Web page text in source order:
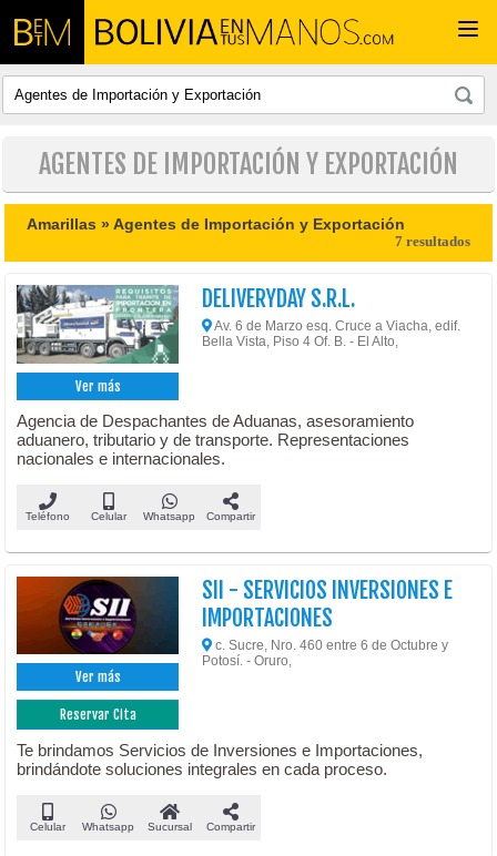
AGENTES DE IMPORTACIÓN Y EXPORTACIÓN
Amarillas »Agentes de Importación y Exportación
7 resultados
Ver más
DELIVERYDAY S.R.L.
Av. 6 de Marzo esq. Cruce a Viacha, edif.
Bella Vista, Piso 4 Of. B. - El Alto,
Agencia de Despachantes de Aduanas, asesoramiento
aduanero, tributario y de transporte. Representaciones
nacionales e internacionales.
Teléfono Celular Whatsapp Compartir
Ver más
Reservar Cita
SII - SERVICIOS INVERSIONES E
IMPORTACIONES
c. Sucre, Nro. 460 entre 6 de Octubre y
Potosí. - Oruro,
Te brindamos Servicios de Inversiones e Importaciones,
brindándote soluciones integrales en cada proceso.
Celular Whatsapp Sucursal Compartir